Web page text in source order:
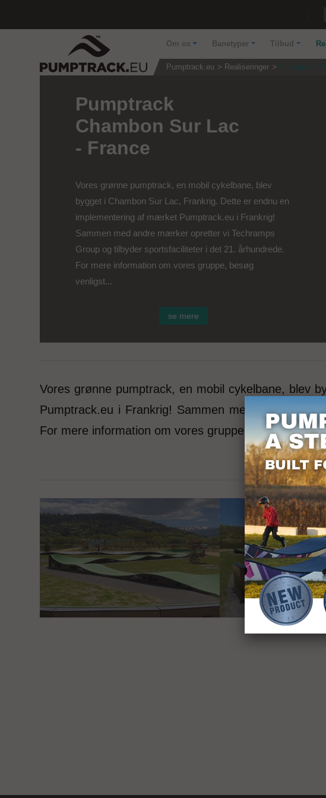
Om os Banetyper Tilbud
Pumptrack.eu Realiseringer Pumptrack
Pumptrack
Chambon Sur Lac
- France
Vores grønne pumptrack, en mobil cykelbane, blev
bygget i Chambon Sur Lac, Frankrig. Dette er endnu en
implementering af mærket Pumptrack.eu i Frankrig!
Sammen med andre mærker opretter vi Techramps
Group og tilbyder sportsfaciliteter i det 21. århundrede.
For mere information om vores gruppe, besøg
venligst...
se mere
Vores grønne pumptrack, en mobil cykelbane, blev
Pumptrack.eu i Frankrig! Sammen med andre
For mere information om vores gruppe, besøg